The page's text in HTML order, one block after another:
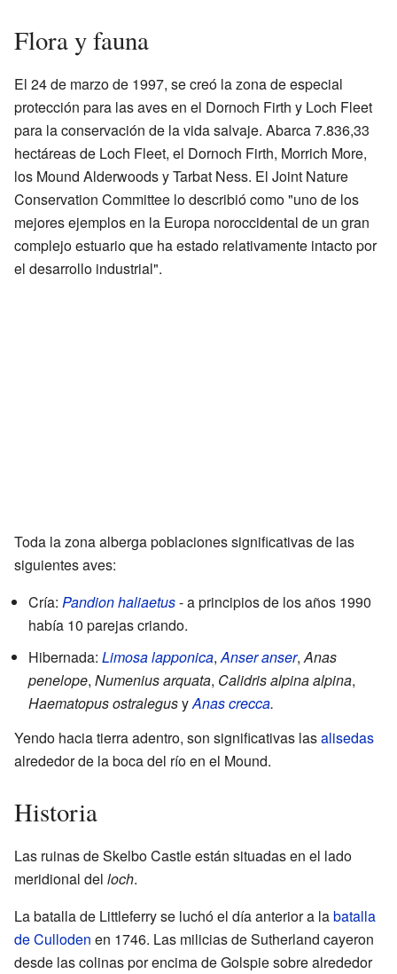
Flora y fauna
El 24 de marzo de 1997, se creó la zona de especial
protección para las aves en el Dornoch Firth y Loch Fleet
para la conservación de la vida salvaje. Abarca 7.836,33
hectáreas de Loch Fleet, el Dornoch Firth, Morrich More,
los Mound Alderwoods y Tarbat Ness. El Joint Nature
Conservation Committee lo describió como "uno de los
mejores ejemplos en la Europa noroccidental de un gran
complejo estuario que ha estado relativamente intacto por
el desarrollo industrial".
Toda la zona alberga poblaciones significativas de las
siguientes aves:
Cría: Pandion haliaetus- a principios de los años 1990
había 10 parejas criando.
Hibernada: Limosa lapponica,Anser anser,Anas
penelope, Numenius arquata, Calidris alpina alpina,
Haematopus ostralegusyAnas crecca.
Yendo hacia tierra adentro, son significativas lasalisedas
alrededor de la boca del río en el Mound.
Historia
Las ruinas de Skelbo Castle están situadas en el lado
meridional del loch.
La batalla de Littleferry se luchó el día anterior a labatalla
de Culloden en 1746. Las milicias de Sutherland cayeron
desde las colinas por encima de Golspie sobre alrededor